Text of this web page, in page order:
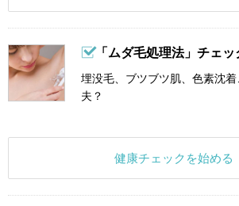
「ムダ毛処理法」チェッ
埋没毛、ブツブツ肌、色素沈
夫？
健康チェックを始める